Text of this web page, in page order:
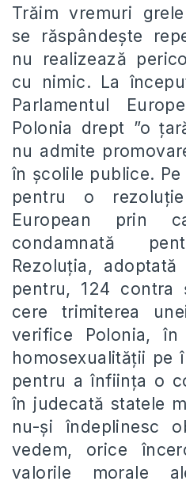
Trăim vremuri
se răspândește
nu realizează
cu nimic. La
Parlamentul
Polonia drept ”o
nu admite
în școlile publice.
pentru o
European prin
condamnată
Rezoluția,
pentru, 124 contra
cere trimiterea
verifice Polonia, în
homosexualității pe
pentru a înființa o
în judecată statele
nu-și îndeplinesc
vedem, orice
valorile morale